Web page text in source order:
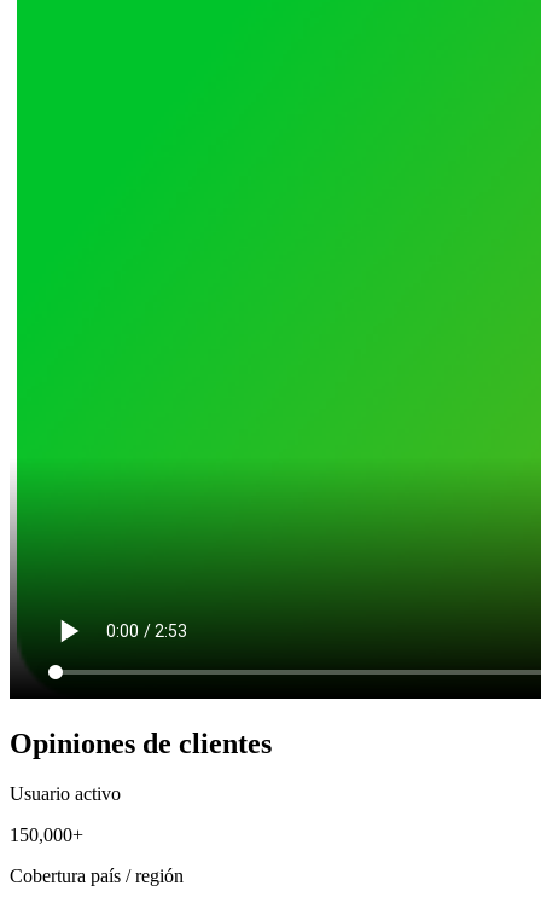
Opiniones de clientes
Usuario activo
150,000+
Cobertura país / región